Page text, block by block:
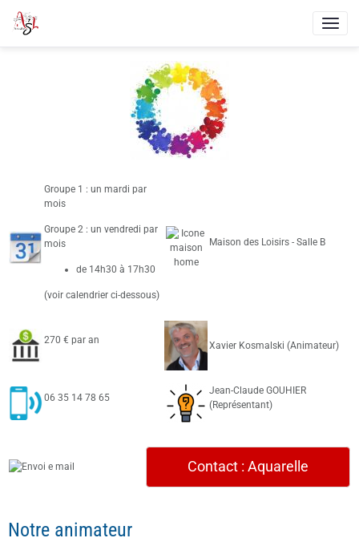
Groupe 1 : un mardi par
mois
Groupe 2 : un vendredi par
mois
de 14h30 à 17h30
(voir calendrier ci-dessous)
Maison des Loisirs - Salle B
270 € par an Xavier Kosmalski (Animateur)
06 35 14 78 65
Jean-Claude GOUHIER
(Représentant)
Contact : Aquarelle
Notre animateur